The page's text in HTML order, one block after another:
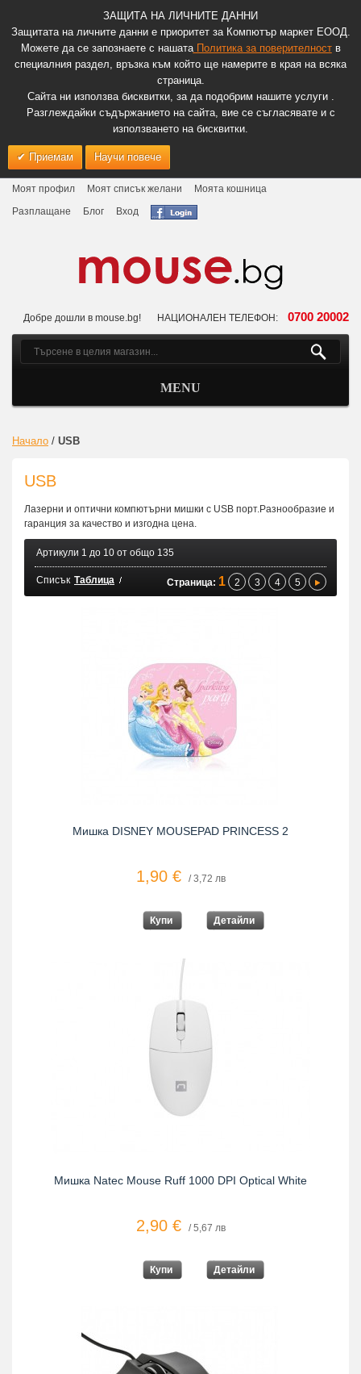
ЗАЩИТА НА ЛИЧНИТЕ ДАННИ
Защитата на личните данни е приоритет за Компютър маркет ЕООД.
Можете да се запознаете с нашатаПолитика за поверителноств
специалния раздел, връзка към който ще намерите в края на всяка
страница.
Сайта ни използва бисквитки, за да подобрим нашите услуги .
Разглеждайки съдържанието на сайта, вие се съгласявате и с
използването на бисквитки.
Приемам Научи повече
Моят профил Моят списък желани
Моята кошница
Разплащане
Блог Вход
Добре дошли в mouse.bg! НАЦИОНАЛЕН ТЕЛЕФОН: 0700 20002
MENU
Начало / USB
USB
Лазерни и оптични компютърни мишки с USB порт.Разнообразие и
гаранция за качество и изгодна цена.
Артикули 1 до 10 от общо 135
Списък Таблица Страница: 1 2 3 4 5
Мишка DISNEY MOUSEPAD PRINCESS 2
1,90 € / 3,72 лв
Купи Детайли
Мишка Natec Mouse Ruff 1000 DPI Optical White
2,90 € / 5,67 лв
Купи Детайли